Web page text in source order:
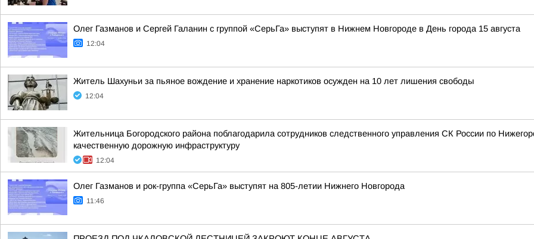
Олег Газманов и Сергей Галанин с группой «СерьГа» выступят в Нижнем Новгороде в День города 15 августа
12:04
Житель Шахуньи за пьяное вождение и хранение наркотиков осужден на 10 лет лишения свободы
12:04
Жительница Богородского района поблагодарила сотрудников следственного управления СК России по
качественную дорожную инфраструктуру
12:04
Олег Газманов и рок-группа «СерьГа» выступят на 805-летии Нижнего Новгорода
11:46